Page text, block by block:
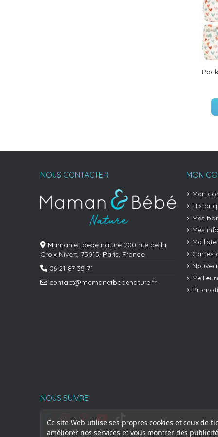
Ce site Web utilise ses propres cookies et ceux de
améliorer nos services et vous montrer des
NOUS CONTACTER
Maman et bebe nature 200 rue de la
Croix Nivert, 75015, Paris, France
06 21 87 35 71
contact@mamanetbebenature.fr
MON
Mon
Mes
Mes
Ma
Cartes
NOUS SUIVRE